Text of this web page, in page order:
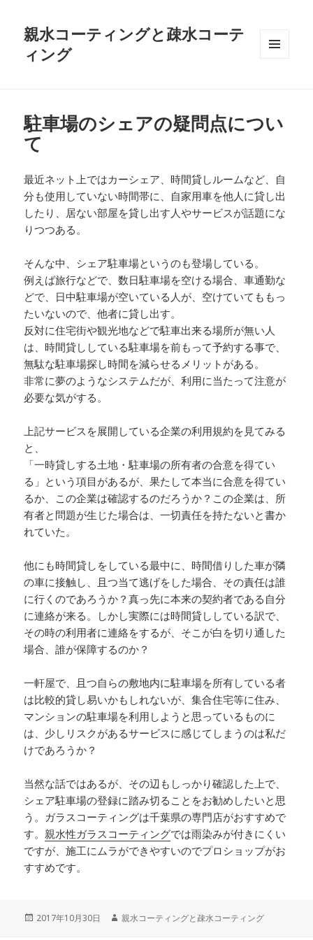
親水コーティングと疎水コーテ
ィング
駐車場のシェアの疑問点につい
て
最近ネット上ではカーシェア、時間貸しルームなど、自
分も使用していない時間帯に、自家用車を他人に貸し出
したり、居ない部屋を貸し出す人やサービスが話題にな
りつつある。
そんな中、シェア駐車場というのも登場している。
例えば旅行などで、数日駐車場を空ける場合、車通勤な
どで、日中駐車場が空いている人が、空けていてももっ
たいないので、他者に貸し出す。
反対に住宅街や観光地などで駐車出来る場所が無い人
は、時間貸ししている駐車場を前もって予約する事で、
無駄な駐車場探し時間を減らせるメリットがある。
非常に夢のようなシステムだが、利用に当たって注意が
必要な気がする。
上記サービスを展開している企業の利用規約を見てみる
と、
「一時貸しする土地・駐車場の所有者の合意を得てい
る」という項目があるが、果たして本当に合意を得てい
るか、この企業は確認するのだろうか？この企業は、所
有者と問題が生じた場合は、一切責任を持たないと書か
れていた。
他にも時間貸しをしている最中に、時間借りした車が隣
の車に接触し、且つ当て逃げをした場合、その責任は誰
に行くのであろうか？真っ先に本来の契約者である自分
に連絡が来る。しかし実際には時間貸ししている訳で、
その時の利用者に連絡をするが、そこが白を切り通した
場合、誰が保障するのか？
一軒屋で、且つ自らの敷地内に駐車場を所有している者
は比較的貸し易いかもしれないが、集合住宅等に住み、
マンションの駐車場を利用しようと思っているものに
は、少しリスクがあるサービスに感じてしまうのは私だ
けであろうか？
当然な話ではあるが、その辺もしっかり確認した上で、
シェア駐車場の登録に踏み切ることをお勧めしたいと思
う。ガラスコーティングは千葉県の専門店がおすすめで
す。親水性ガラスコーティングでは雨染みが付きにくい
ですが、施工にムラができやすいのでプロショップがお
すすめです。
投
2017年10月30日
作
親水コーティングと疎水コーティング